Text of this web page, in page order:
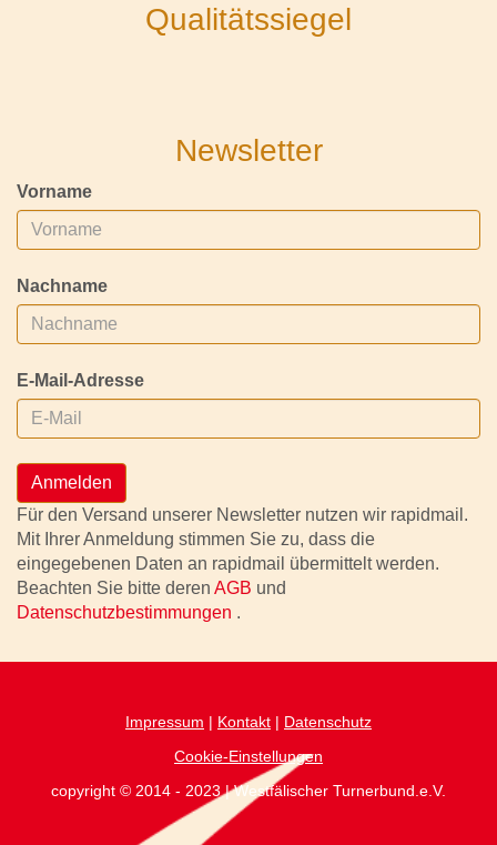
Qualitätssiegel
Newsletter
Vorname
Nachname
E-Mail-Adresse
Anmelden
Für den Versand unserer Newsletter nutzen wir rapidmail.
Mit Ihrer Anmeldung stimmen Sie zu, dass die
eingegebenen Daten an rapidmail übermittelt werden.
Beachten Sie bitte deren AGB und
Datenschutzbestimmungen .
Impressum | Kontakt | Datenschutz
Cookie-Einstellungen
copyright © 2014 - 2023 | Westfälischer Turnerbund.e.V.